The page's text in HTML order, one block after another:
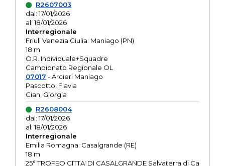
R2607003
dal: 17/01/2026
al: 18/01/2026
Interregionale
Friuli Venezia Giulia: Maniago (PN)
18 m
O.R. Individuale+Squadre
Campionato Regionale OL
07017 - Arcieri Maniago
Pascotto, Flavia
Cian, Giorgia
R2608004
dal: 17/01/2026
al: 18/01/2026
Interregionale
Emilia Romagna: Casalgrande (RE)
18 m
25° TROFEO CITTA' DI CASALGRANDE Salvaterra di Ca